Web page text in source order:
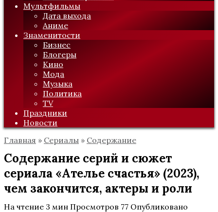
Мультфильмы
Дата выхода
Аниме
Знаменитости
Бизнес
Блогеры
Кино
Мода
Музыка
Политика
TV
Праздники
Новости
Главная » Сериалы » Содержание
Содержание серий и сюжет
сериала «Ателье счастья» (2023),
чем закончится, актеры и роли
На чтение 3 мин Просмотров 77 Опубликовано